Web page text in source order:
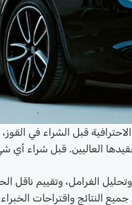
قبل الشراء في القوز،
العاليين. قبل
الفرامل، وتقييم ناقل
النتائج واقتراحات